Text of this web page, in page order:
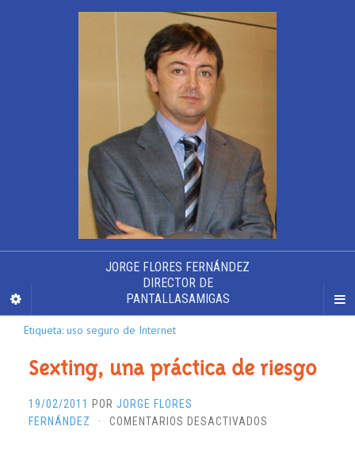
JORGE FLORES FERNÁNDEZ
DIRECTOR DE
PANTALLASAMIGAS
Etiqueta: uso seguro de Internet
Sexting, una práctica de riesgo
19/02/2011 POR JORGE FLORES
FERNÁNDEZ
· COMENTARIOS DESACTIVADOS